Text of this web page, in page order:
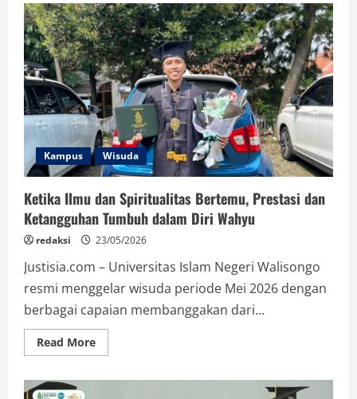
Tengah
Tekanan
KKN
dan
Skripsi,
Ketekunan
Dony
Menjadikan
Wisudawan
Terbaik
Kampus Wisuda
Ketika Ilmu dan Spiritualitas Bertemu, Prestasi dan
Ketangguhan Tumbuh dalam Diri Wahyu
redaksi 23/05/2026
Justisia.com – Universitas Islam Negeri Walisongo
resmi menggelar wisuda periode Mei 2026 dengan
berbagai capaian membanggakan dari...
Read MoreRead
more